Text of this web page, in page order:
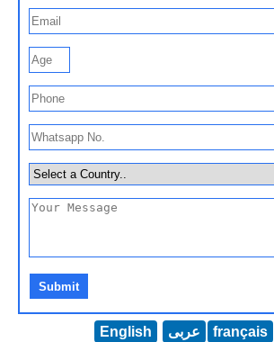
English عربى français